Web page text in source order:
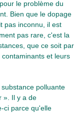
le problème du
Bien que le dopage
pas inconnu, il est
pas rare, c'est la
que ce soit par
et leurs
polluante
». Il y a de
ci parce qu'elle